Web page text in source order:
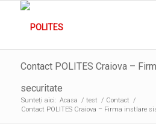
Contact POLITES Craiova –
securitate
Sunteți aici: Acasa / test / Contact /
Contact POLITES Craiova – Firma instlare